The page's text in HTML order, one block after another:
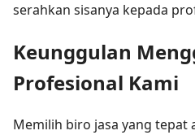
serahkan sisanya kepada
Keunggulan
Profesional Kami
Memilih biro jasa yang tepat